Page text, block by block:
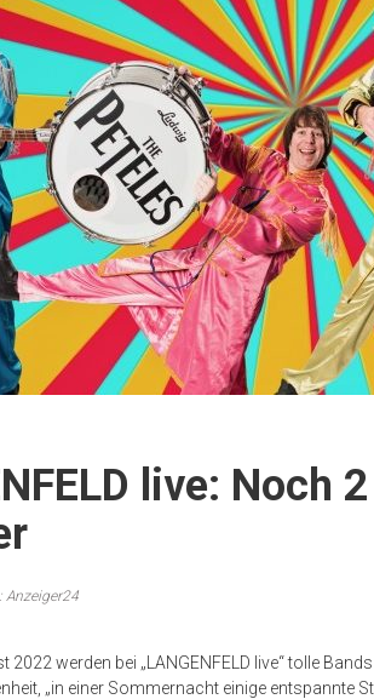
live: Noch
Anzeiger24
2022 werden bei „LANGENFELD live“ tolle
„in einer Sommernacht einige entspannte